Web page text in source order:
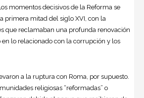
momentos decisivos de la Reforma se
primera mitad del siglo XVI, con la
que reclamaban una profunda renovación
en lo relacionado con la corrupción y los
a la ruptura con Roma, por supuesto.
religiosas “reformadas” o